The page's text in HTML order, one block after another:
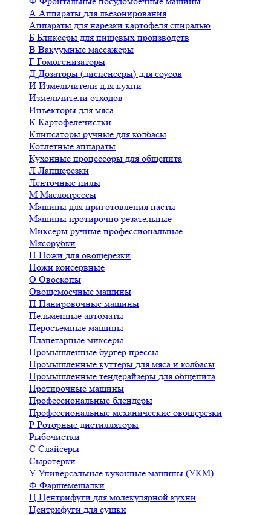
А Аппараты для льезонирования
Аппараты для нарезки картофеля спиралью
Б Бликсеры для пищевых производств
В Вакуумные массажеры
Г Гомогенизаторы
Д Дозаторы (диспенсеры) для соусов
И Измельчители для кухни
Измельчители отходов
Инъекторы для мяса
К Картофелечистки
Клипсаторы ручные для колбасы
Котлетные аппараты
Кухонные процессоры для общепита
Л Лапшерезки
Ленточные пилы
М Маслопрессы
Машины для приготовления пасты
Машины протирочно резательные
Миксеры ручные профессиональные
Мясорубки
Н Ножи для овощерезки
Ножи консервные
О Овоскопы
Овощемоечные машины
П Панировочные машины
Пельменные автоматы
Перосъемные машины
Планетарные миксеры
Промышленные бургер прессы
Промышленные куттеры для мяса и колбасы
Промышленные тендерайзеры для общепита
Протирочные машины
Профессиональные блендеры
Профессиональные механические овощерезки
Р Роторные дистилляторы
Рыбочистки
С Слайсеры
Сыротерки
У Универсальные кухонные машины (УКМ)
Ф Фаршемешалки
Ц Центрифуги для молекулярной кухни
Центрифуги для сушки